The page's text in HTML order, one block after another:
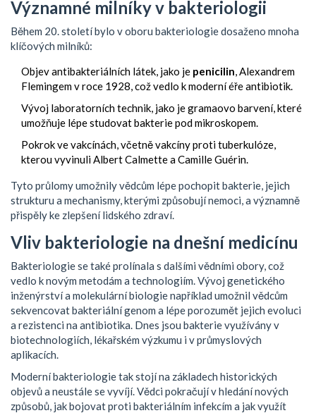
Významné milníky v bakteriologii
Během 20. století bylo v oboru bakteriologie dosaženo mnoha
klíčových milníků:
Objev antibakteriálních látek, jako je penicilin, Alexandrem
Flemingem v roce 1928, což vedlo k moderní éře antibiotik.
Vývoj laboratorních technik, jako je gramaovo barvení, které
umožňuje lépe studovat bakterie pod mikroskopem.
Pokrok ve vakcínách, včetně vakcíny proti tuberkulóze,
kterou vyvinuli Albert Calmette a Camille Guérin.
Tyto průlomy umožnily vědcům lépe pochopit bakterie, jejich
strukturu a mechanismy, kterými způsobují nemoci, a významně
přispěly ke zlepšení lidského zdraví.
Vliv bakteriologie na dnešní medicínu
Bakteriologie se také prolínala s dalšími vědními obory, což
vedlo k novým metodám a technologiím. Vývoj genetického
inženýrství a molekulární biologie například umožnil vědcům
sekvencovat bakteriální genom a lépe porozumět jejich evoluci
a rezistenci na antibiotika. Dnes jsou bakterie využívány v
biotechnologiích, lékařském výzkumu i v průmyslových
aplikacích.
Moderní bakteriologie tak stojí na základech historických
objevů a neustále se vyvíjí. Vědci pokračují v hledání nových
způsobů, jak bojovat proti bakteriálním infekcím a jak využít